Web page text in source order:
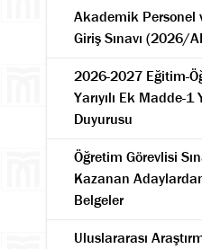
Akademik Personel
Giriş Sınavı (2026/
2026-2027 Eğitim-
Yarıyılı Ek Madde-1
Duyurusu
Öğretim Görevlisi
Kazanan
Belgeler
Uluslararası